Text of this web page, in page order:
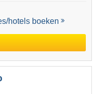
hotels boeken